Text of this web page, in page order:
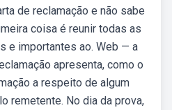
de reclamação e não sabe
coisa é reunir todas as
e importantes ao. Web — a
apresenta, como o
a respeito de algum
remetente. No dia da prova,